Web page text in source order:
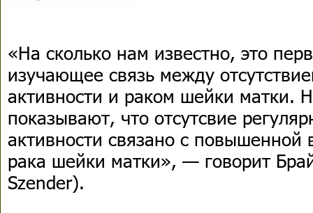
«На сколько нам известно, это
изучающее связь между
активности и раком шейки матки.
показывают, что отсутсвие
активности связано с повышенной
рака шейки матки», — говорит
Szender).